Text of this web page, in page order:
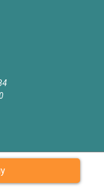
не является публичной